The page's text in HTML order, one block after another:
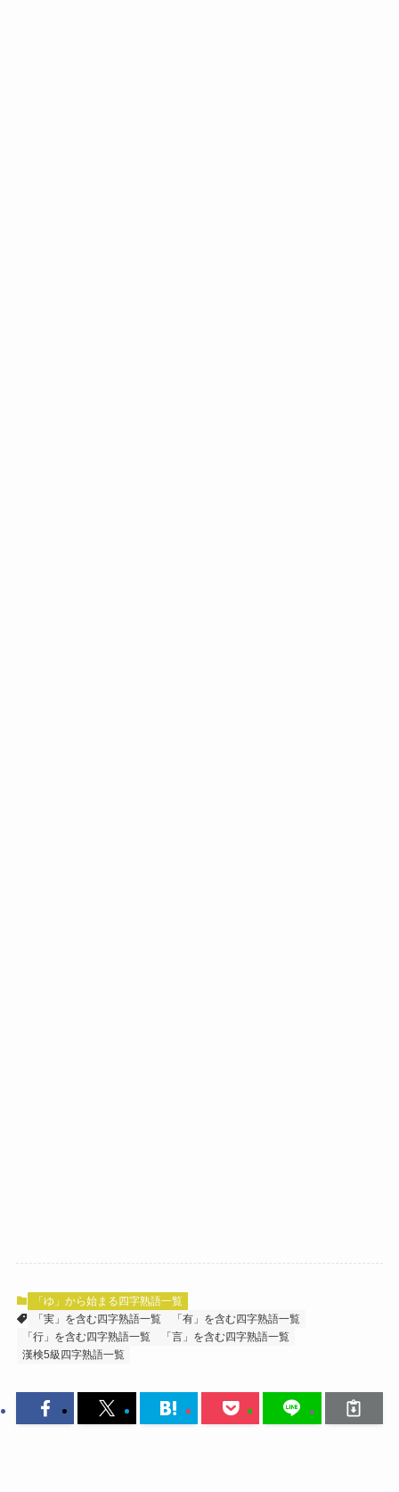
「ゆ」から始まる四字熟語一覧
「実」を含む四字熟語一覧
「有」を含む四字熟語一覧
「行」を含む四字熟語一覧
「言」を含む四字熟語一覧
漢検5級四字熟語一覧